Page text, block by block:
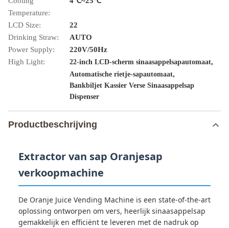
Temperature:
LCD Size:
22
Drinking Straw:
AUTO
Power Supply:
220V/50Hz
High Light:
22-inch LCD-scherm sinaasappelsapautomaat,
Automatische rietje-sapautomaat,
Bankbiljet Kassier Verse Sinaasappelsap
Dispenser
Productbeschrijving
Extractor van sap Oranjesap
verkoopmachine
De Oranje Juice Vending Machine is een state-of-the-art
oplossing ontworpen om vers, heerlijk sinaasappelsap
gemakkelijk en efficiënt te leveren met de nadruk op